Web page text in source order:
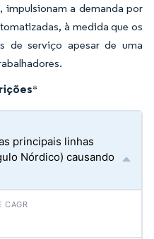
impulsionam a demanda por
à medida que os
de serviço apesar de uma
*
principais linhas
Nórdico) causando